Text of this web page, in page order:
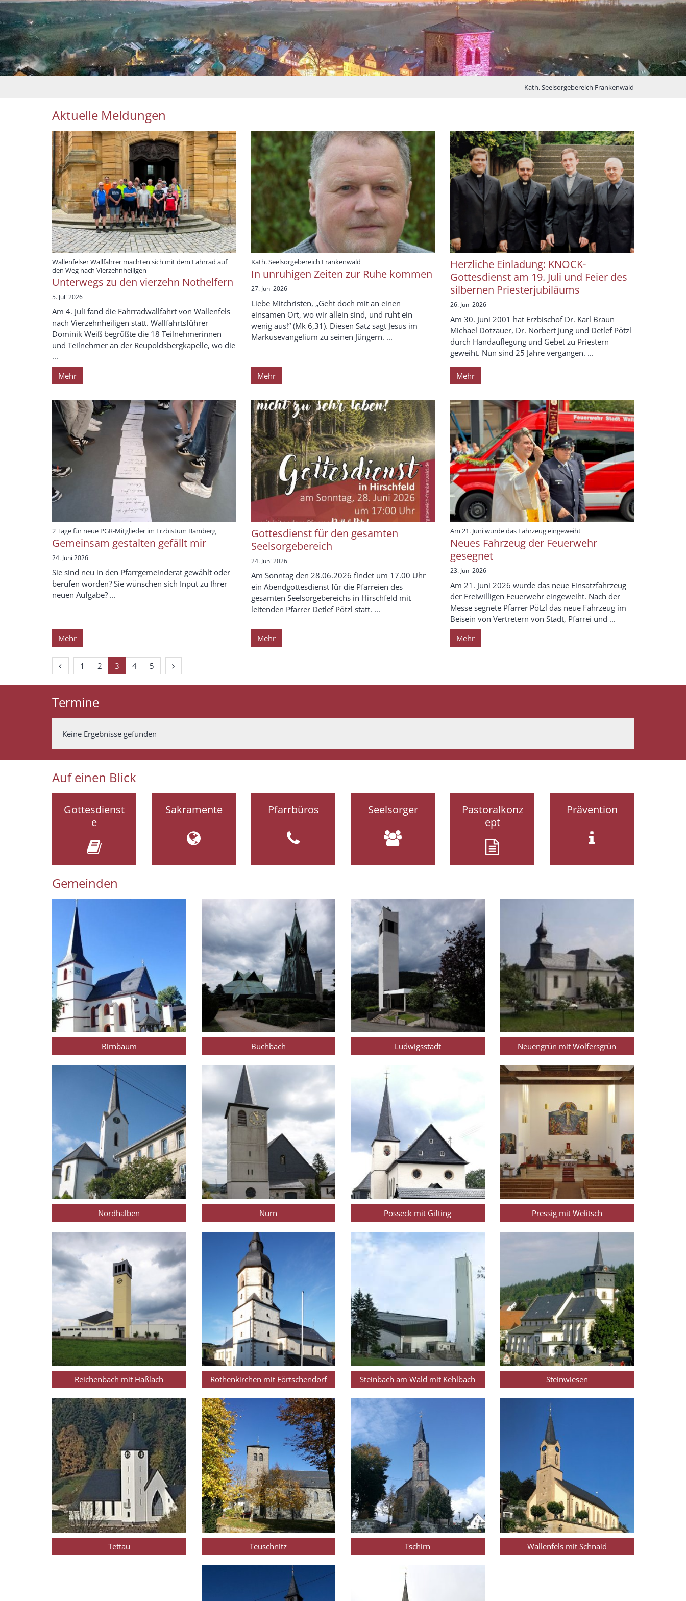
Kath. Seelsorgebereich Frankenwald
Aktuelle Meldungen
Wallenfelser Wallfahrer machten sich mit dem Fahrrad auf
den Weg nach Vierzehnheiligen
Unterwegs zu den vierzehn Nothelfern
5. Juli 2026
Am 4. Juli fand die Fahrradwallfahrt von Wallenfels
nach Vierzehnheiligen statt. Wallfahrtsführer
Dominik Weiß begrüßte die 18 Teilnehmerinnen
und Teilnehmer an der Reupoldsbergkapelle, wo die
...
Mehr
Kath. Seelsorgebereich Frankenwald
In unruhigen Zeiten zur Ruhe kommen
27. Juni 2026
Liebe Mitchristen, „Geht doch mit an einen
einsamen Ort, wo wir allein sind, und ruht ein
wenig aus!“ (Mk 6,31). Diesen Satz sagt Jesus im
Markusevangelium zu seinen Jüngern. ...
Mehr
Herzliche Einladung: KNOCK-
Gottesdienst am 19. Juli und Feier des
silbernen Priesterjubiläums
26. Juni 2026
Am 30. Juni 2001 hat Erzbischof Dr. Karl Braun
Michael Dotzauer, Dr. Norbert Jung und Detlef Pötzl
durch Handauflegung und Gebet zu Priestern
geweiht. Nun sind 25 Jahre vergangen. ...
Mehr
2 Tage für neue PGR-Mitglieder im Erzbistum Bamberg:
Gemeinsam gestalten gefällt mir
24. Juni 2026
Sie sind neu in den Pfarrgemeinderat gewählt oder
berufen worden? Sie wünschen sich Input zu Ihrer
neuen Aufgabe? ...
Mehr
Gottesdienst für den gesamten
Seelsorgebereich
24. Juni 2026
Am Sonntag den 28.06.2026 findet um 17.00 Uhr
ein Abendgottesdienst für die Pfarreien des
gesamten Seelsorgebereichs in Hirschfeld mit
leitenden Pfarrer Detlef Pötzl statt. ...
Mehr
Am 21. Juni wurde das Fahrzeug eingeweiht:
Neues Fahrzeug der Feuerwehr
gesegnet
23. Juni 2026
Am 21. Juni 2026 wurde das neue Einsatzfahrzeug
der Freiwilligen Feuerwehr eingeweiht. Nach der
Messe segnete Pfarrer Pötzl das neue Fahrzeug im
Beisein von Vertretern von Stadt, Pfarrei und ...
Mehr
Vorherige Seite
1 2 3 4 5 Nächste Seite
Termine
Keine Ergebnisse gefunden
Auf einen Blick
Gottesdienst
e
Sakramente Pfarrbüros Seelsorger
Pastoralkonz
ept
Prävention
Gemeinden
Birnbaum Buchbach Ludwigsstadt Neuengrün mit Wolfersgrün
Nordhalben Nurn Posseck mit Gifting Pressig mit Welitsch
Reichenbach mit Haßlach Rothenkirchen mit Förtschendorf Steinbach am Wald mit Kehlbach Steinwiesen
Tettau Teuschnitz Tschirn Wallenfels mit Schnaid